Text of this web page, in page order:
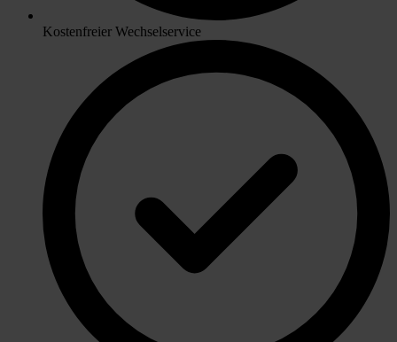
Kostenfreier Wechselservice